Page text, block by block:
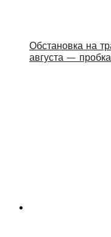
Обстановка на
августа —